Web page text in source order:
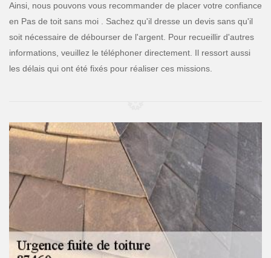
Ainsi, nous pouvons vous recommander de placer votre confiance
en Pas de toit sans moi . Sachez qu'il dresse un devis sans qu'il
soit nécessaire de débourser de l'argent. Pour recueillir d'autres
informations, veuillez le téléphoner directement. Il ressort aussi
les délais qui ont été fixés pour réaliser ces missions.